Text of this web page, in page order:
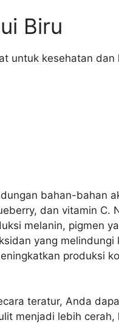
Biru
untuk kesehatan
bahan-bahan
dan vitamin C.
melanin, pigmen
yang melindungi
produksi
teratur, Anda
menjadi lebih cerah,